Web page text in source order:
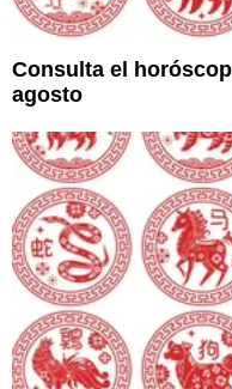
Consulta el
agosto